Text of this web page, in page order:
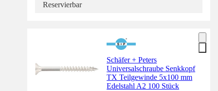
Reservierbar
Schäfer + Peters
Universalschraube Senkkopf
TX Teilgewinde 5x100 mm
Edelstahl A2 100 Stück